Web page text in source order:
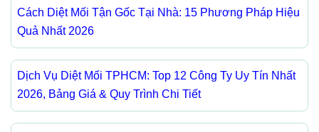
Cách Diệt Mối Tận Gốc Tại Nhà: 15 Phương Pháp Hiệu
Quả Nhất 2026
Dịch Vụ Diệt Mối TPHCM: Top 12 Công Ty Uy Tín Nhất
2026, Bảng Giá & Quy Trình Chi Tiết